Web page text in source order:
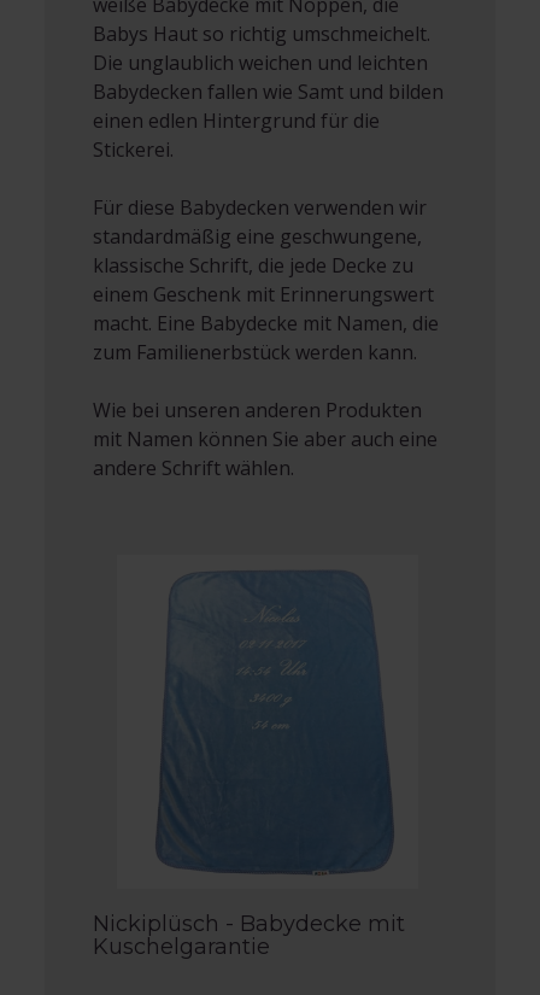
Babys Haut so richtig umschmeichelt.
Die unglaublich weichen und leichten
Babydecken fallen wie Samt und bilden
einen edlen Hintergrund für die
Stickerei.
Für diese Babydecken verwenden wir
standardmäßig eine geschwungene,
klassische Schrift, die jede Decke zu
einem Geschenk mit Erinnerungswert
macht. Eine Babydecke mit Namen, die
zum Familienerbstück werden kann.
Wie bei unseren anderen Produkten
mit Namen können Sie aber auch eine
andere Schrift wählen.
Nickiplüsch - Babydecke mit
Kuschelgarantie